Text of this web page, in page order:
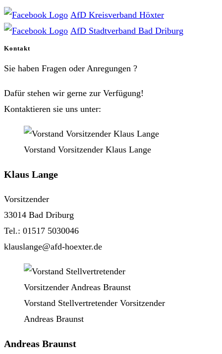
AfD Kreisverband Höxter
AfD Stadtverband Bad Driburg
Kontakt
Sie haben Fragen oder Anregungen ?
Dafür stehen wir gerne zur Verfügung!
Kontaktieren sie uns unter:
Vorstand Vorsitzender Klaus Lange
Klaus Lange
Vorsitzender
33014 Bad Driburg
Tel.: 01517 5030046
klauslange@afd-hoexter.de
Vorstand Stellvertretender Vorsitzender
Andreas Braunst
Andreas Braunst